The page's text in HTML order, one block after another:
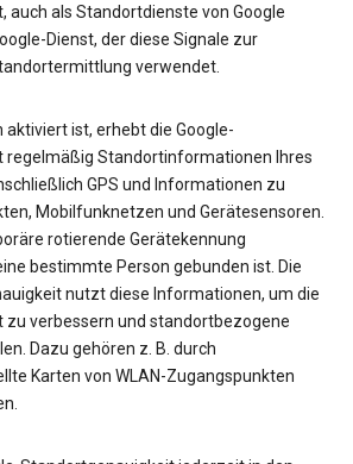
auch als Standortdienste von Google
Dienst, der diese Signale zur
verwendet.
aktiviert ist, erhebt die Google-
regelmäßig Standortinformationen Ihres
GPS und Informationen zu
Mobilfunknetzen und Gerätesensoren.
rotierende Gerätekennung
bestimmte Person gebunden ist. Die
nutzt diese Informationen, um die
verbessern und standortbezogene
Dazu gehören z. B. durch
Karten von WLAN-Zugangspunkten